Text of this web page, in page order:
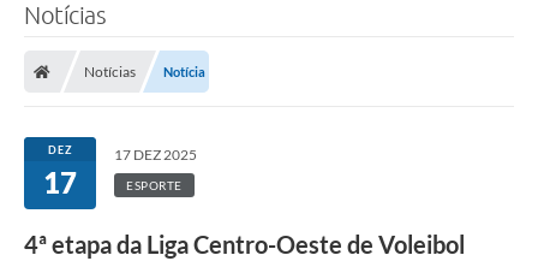
Notícias
Notícias Notícia
DEZ
17
17 DEZ 2025
ESPORTE
4ª etapa da Liga Centro-Oeste de Voleibol